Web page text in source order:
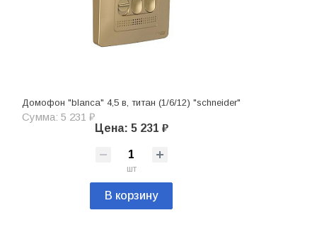
Домофон "blanca" 4,5 в, титан (1/6/12) "schneider"
Сумма: 5 231 ₽
Цена: 5 231 ₽
шт
В корзину